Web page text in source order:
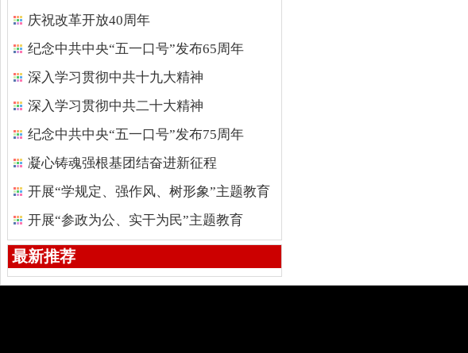
庆祝改革开放40周年
纪念中共中央“五一口号”发布65周年
深入学习贯彻中共十九大精神
深入学习贯彻中共二十大精神
纪念中共中央“五一口号”发布75周年
凝心铸魂强根基团结奋进新征程
开展“学规定、强作风、树形象”主题教育
开展“参政为公、实干为民”主题教育
最新推荐